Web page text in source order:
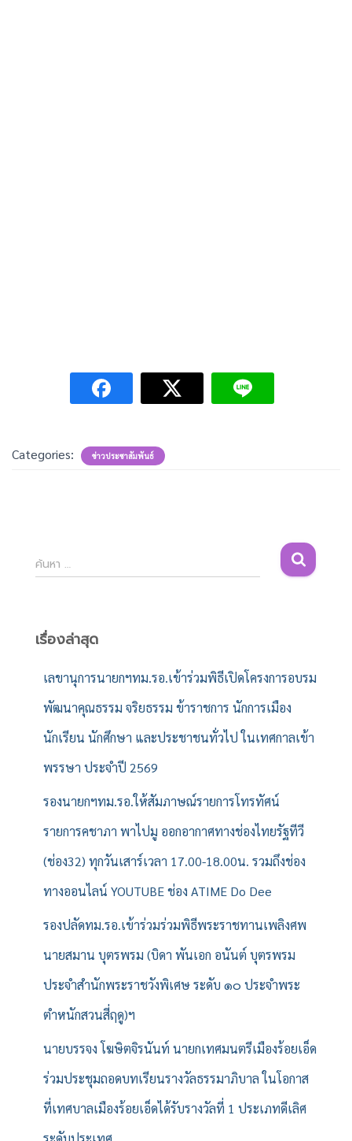
Categories: ข่าวประชาสัมพันธ์
ค้
น
สำ
ค้นหา …
เรื่องล่าสุด
เลขานุการนายกฯทม.รอ.เข้าร่วมพิธีเปิดโครงการอบรม
พัฒนาคุณธรรม จริยธรรม ข้าราชการ นักการเมือง
นักเรียน นักศึกษา และประชาชนทั่วไป ในเทศกาลเข้า
พรรษา ประจำปี 2569
รองนายกฯทม.รอ.ให้สัมภาษณ์รายการโทรทัศน์
รายการคชาภา พาไปมู ออกอากาศทางช่องไทยรัฐทีวี
(ช่อง32) ทุกวันเสาร์เวลา 17.00-18.00น. รวมถึงช่อง
ทางออนไลน์ YOUTUBE ช่อง ATIME Do Dee
รองปลัดทม.รอ.เข้าร่วมร่วมพิธีพระราชทานเพลิงศพ
นายสมาน บุตรพรม (บิดา พันเอก อนันต์ บุตรพรม
ประจำสำนักพระราชวังพิเศษ ระดับ ๑๐ ประจำพระ
ตำหนักสวนสี่ฤดู)ฯ
นายบรรจง โฆษิตจิรนันท์ นายกเทศมนตรีเมืองร้อยเอ็ด
ร่วมประชุมถอดบทเรียนรางวัลธรรมาภิบาล ในโอกาส
ที่เทศบาลเมืองร้อยเอ็ดได้รับรางวัลที่ 1 ประเภทดีเลิศ